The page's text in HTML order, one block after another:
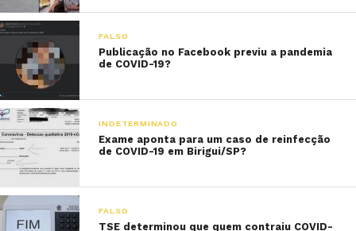
FALSO
Publicação no Facebook previu a pandemia
de COVID-19?
INDETERMINADO
Exame aponta para um caso de reinfecção
de COVID-19 em Birigui/SP?
FALSO
TSE determinou que quem contraiu COVID-